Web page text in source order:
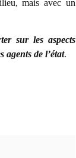
mais avec un
sur les aspects
agents de l’état.